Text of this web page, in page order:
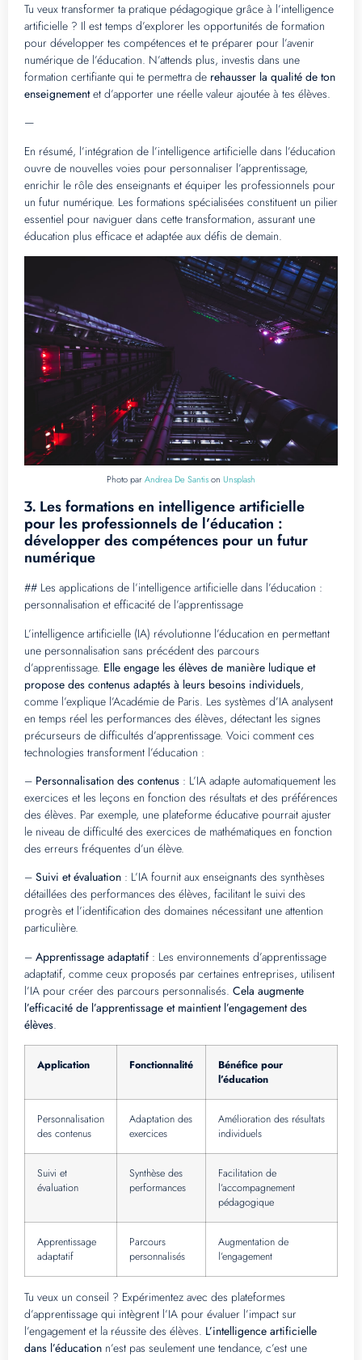
Tu veux transformer ta pratique pédagogique grâce à l’intelligence
artificielle ? Il est temps d’explorer les opportunités de formation
pour développer tes compétences et te préparer pour l’avenir
numérique de l’éducation. N’attends plus, investis dans une
formation certifiante qui te permettra de rehausser la qualité de ton
enseignementet d’apporter une réelle valeur ajoutée à tes élèves.
—
En résumé, l’intégration de l’intelligence artificielle dans l’éducation
ouvre de nouvelles voies pour personnaliser l’apprentissage,
enrichir le rôle des enseignants et équiper les professionnels pour
un futur numérique. Les formations spécialisées constituent un pilier
essentiel pour naviguer dans cette transformation, assurant une
éducation plus efficace et adaptée aux défis de demain.
Photo parAndrea De Santison Unsplash
3. Les formations en intelligence artificielle
pour les professionnels de l’éducation :
développer des compétences pour un futur
numérique
## Les applications de l’intelligence artificielle dans l’éducation :
personnalisation et efficacité de l’apprentissage
L’intelligence artificielle (IA) révolutionne l’éducation en permettant
une personnalisation sans précédent des parcours
d’apprentissage. Elle engage les élèves de manière ludique et
propose des contenus adaptés à leurs besoins individuels,
comme l’explique l’Académie de Paris. Les systèmes d’IA analysent
en temps réel les performances des élèves, détectant les signes
précurseurs de difficultés d’apprentissage. Voici comment ces
technologies transforment l’éducation :
– Personnalisation des contenus : L’IA adapte automatiquement les
exercices et les leçons en fonction des résultats et des préférences
des élèves. Par exemple, une plateforme éducative pourrait ajuster
le niveau de difficulté des exercices de mathématiques en fonction
des erreurs fréquentes d’un élève.
– Suivi et évaluation : L’IA fournit aux enseignants des synthèses
détaillées des performances des élèves, facilitant le suivi des
progrès et l’identification des domaines nécessitant une attention
particulière.
– Apprentissage adaptatif: Les environnements d’apprentissage
adaptatif, comme ceux proposés par certaines entreprises, utilisent
l’IA pour créer des parcours personnalisés. Cela augmente
l’efficacité de l’apprentissage et maintient l’engagement des
élèves.
Application Fonctionnalité
Bénéfice pour
l’éducation
Personnalisation
des contenus
Adaptation des
exercices
Amélioration des résultats
individuels
Suivi et
évaluation
Synthèse des
performances
Facilitation de
l’accompagnement
pédagogique
Apprentissage
adaptatif
Parcours
personnalisés
Augmentation de
l’engagement
Tu veux un conseil ? Expérimentez avec des plateformes
d’apprentissage qui intègrent l’IA pour évaluer l’impact sur
l’engagement et la réussite des élèves. L’intelligence artificielle
dans l’éducation n’est pas seulement une tendance, c’est une